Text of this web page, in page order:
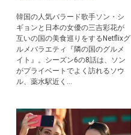
韓国の人気バラード歌手ソン・シ
ギョンと日本の女優の三吉彩花が
互いの国の美食巡りをするNetflixグ
ルメバラエティ『隣の国のグルメ
イト』。シーズン6の8話は、ソン
がプライベートでよく訪れるソウ
ル、薬水駅近く...